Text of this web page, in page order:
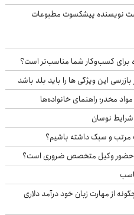
نویسنده پیشکسوت مطبوعات
برای کسب‌وکار شما مناسب‌تر است؟
این ویژگی ها را باید بلد باشد
نوسان
و سبک داشته باشیم؟
حضور وکیل متخصص ضروری است؟
از مهارت زبان خود درآمد دلاری